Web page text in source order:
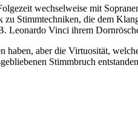
wechselweise mit
Stimmtechniken, die dem
Leonardo Vinci ihrem
aber die Virtuosität,
Stimmbruch